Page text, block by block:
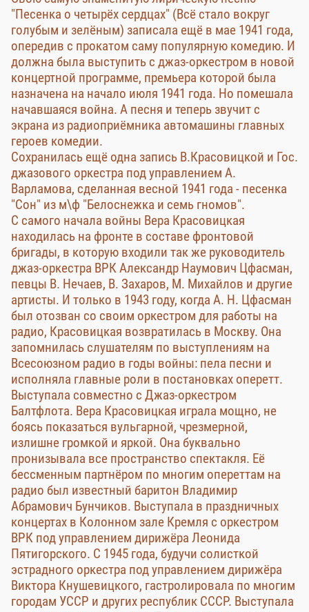
"Песенка о четырёх сердцах" (Всё стало вокруг
голубым и зелёным) записала ещё в мае 1941 года,
опередив с прокатом саму популярную комедию. И
должна была выступить с джаз-оркестром в новой
концертной программе, премьера которой была
назначена на начало июля 1941 года. Но помешала
начавшаяся война. А песня и теперь звучит с
экрана из радиоприёмника автомашины главных
героев комедии.
Сохранилась ещё одна запись В.Красовицкой и Гос.
джазового оркестра под управлением А.
Варламова, сделанная весной 1941 года - песенка
"Сон" из м\ф "Белоснежка и семь гномов".
С самого начала войны Вера Красовицкая
находилась на фронте в составе фронтовой
бригады, в которую входили так же руководитель
джаз-оркестра ВРК Александр Наумович Цфасман,
певцы В. Нечаев, В. Захаров, М. Михайлов и другие
артисты. И только в 1943 году, когда А. Н. Цфасман
был отозван со своим оркестром для работы на
радио, Красовицкая возвратилась в Москву. Она
запомнилась слушателям по выступлениям на
Всесоюзном радио в годы войны: пела песни и
исполняла главные роли в постановках оперетт.
Выступала совместно с Джаз-оркестром
Балтфлота. Вера Красовицкая играла мощно, не
боясь показаться вульгарной, чрезмерной,
излишне громкой и яркой. Она буквально
пронизывала все пространство спектакля. Её
бессменным партнёром по многим опереттам на
радио был известный баритон Владимир
Абрамович Бунчиков. Выступала в праздничных
концертах в Колонном зале Кремля с оркестром
ВРК под управлением дирижёра Леонида
Пятигорского. С 1945 года, будучи солисткой
эстрадного оркестра под управлением дирижёра
Виктора Кнушевицкого, гастролировала по многим
городам УССР и других республик СССР. Выступала